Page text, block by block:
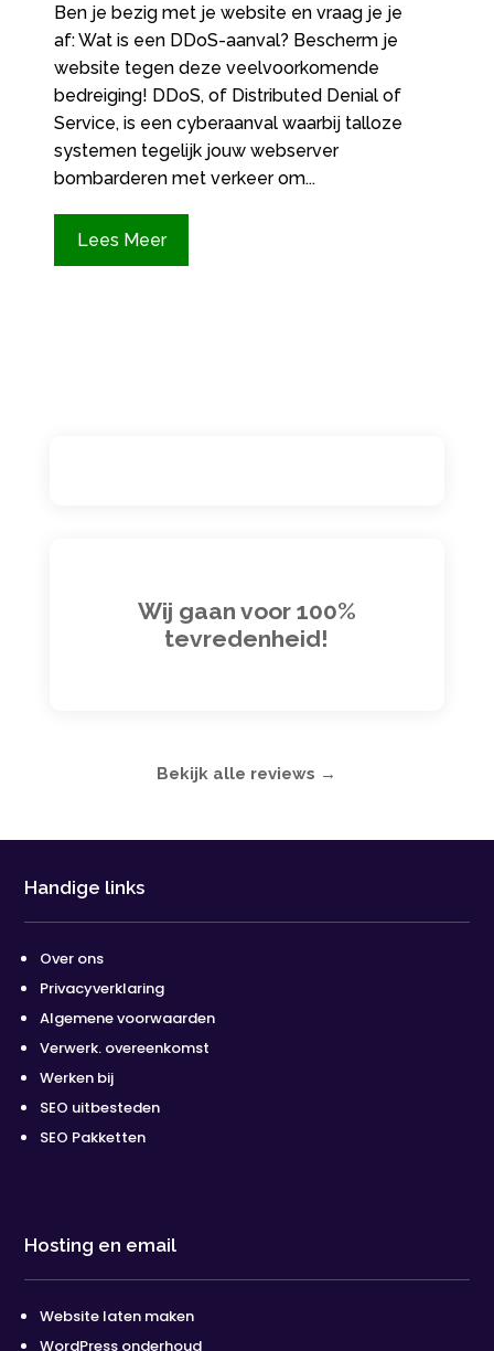
Ben je bezig met je website en vraag je je
af: Wat is een DDoS-aanval? Bescherm je
website tegen deze veelvoorkomende
bedreiging! DDoS, of Distributed Denial of
Service, is een cyberaanval waarbij talloze
systemen tegelijk jouw webserver
bombarderen met verkeer om...
Lees Meer
Wij gaan voor 100%
tevredenheid!
Bekijk alle reviews →
Handige links
Over ons
Privacyverklaring
Algemene voorwaarden
Verwerk. overeenkomst
Werken bij
SEO uitbesteden
SEO Pakketten
Hosting en email
Website laten maken
WordPress onderhoud